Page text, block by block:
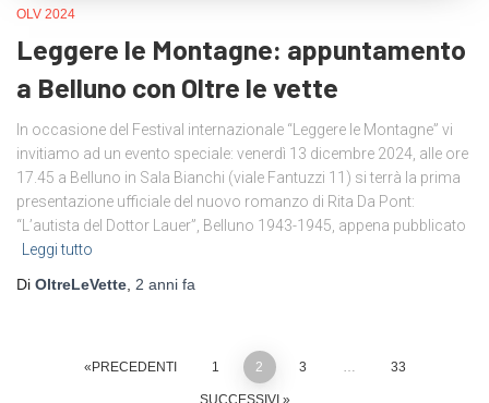
OLV 2024
Leggere le Montagne: appuntamento
a Belluno con Oltre le vette
In occasione del Festival internazionale “Leggere le Montagne” vi
invitiamo ad un evento speciale: venerdì 13 dicembre 2024, alle ore
17.45 a Belluno in Sala Bianchi (viale Fantuzzi 11) si terrà la prima
presentazione ufficiale del nuovo romanzo di Rita Da Pont:
“L’autista del Dottor Lauer”, Belluno 1943-1945, appena pubblicato
Leggi tutto
Di OltreLeVette 2 anni fa
Paginazione
PRECEDENTI 1 2 3 … 33
SUCCESSIVI